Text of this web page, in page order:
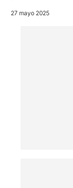
27 mayo 2025